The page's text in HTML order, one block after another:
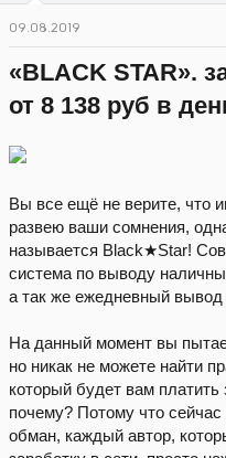
а
09.08.2019
«BLACK STAR».
от 8 138 руб в
Вы все ещё не верите, что
развею ваши сомнения,
называется Black★Star!
система по выводу
а так же ежедневный
На данный момент вы
но никак не можете найти
который будет вам
почему? Потому что
обман, каждый автор,